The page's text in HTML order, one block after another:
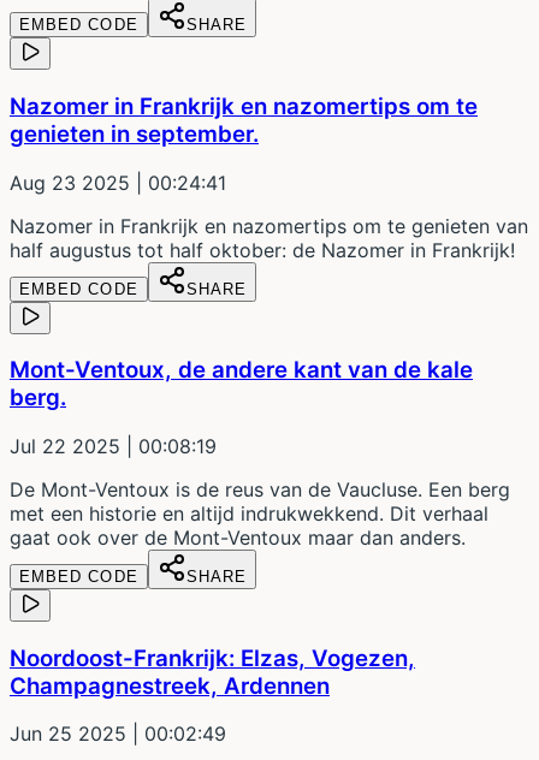
EMBED CODE SHARE
Nazomer in Frankrijk en nazomertips om te
genieten in september.
Aug 23 2025 | 00:24:41
Nazomer in Frankrijk en nazomertips om te genieten van
half augustus tot half oktober: de Nazomer in Frankrijk!
EMBED CODE SHARE
Mont-Ventoux, de andere kant van de kale
berg.
Jul 22 2025 | 00:08:19
De Mont-Ventoux is de reus van de Vaucluse. Een berg
met een historie en altijd indrukwekkend. Dit verhaal
gaat ook over de Mont-Ventoux maar dan anders.
EMBED CODE SHARE
Noordoost-Frankrijk: Elzas, Vogezen,
Champagnestreek, Ardennen
Jun 25 2025 | 00:02:49